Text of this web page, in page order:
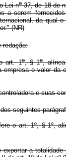
Lei no37, de 18 de
serem
da
(NR)
redação:
art. 1o, § 1o,
o valor
e suas
seguintes
o art. 1º, § 1º,
a